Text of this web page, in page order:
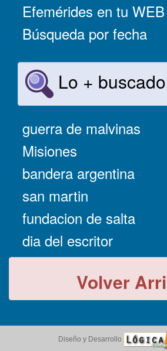
Efemérides en tu WEB
Búsqueda por fecha
Lo + buscado
guerra de malvinas
Misiones
bandera argentina
san martin
fundacion de salta
dia del escritor
Volver
Diseño y Desarrollo